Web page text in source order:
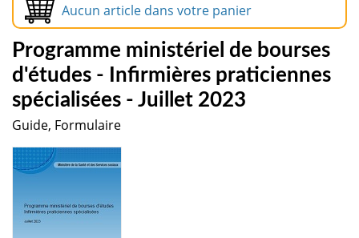
Aucun article dans votre panier
Programme ministériel de bourses
d'études - Infirmières praticiennes
spécialisées - Juillet 2023
Guide, Formulaire